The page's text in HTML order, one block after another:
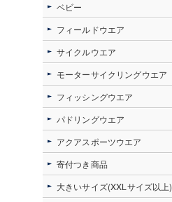
ベビー
フィールドウエア
サイクルウエア
モーターサイクリングウエア
フィッシングウエア
パドリングウエア
アクアスポーツウエア
寄付つき商品
大きいサイズ(XXLサイズ以上)